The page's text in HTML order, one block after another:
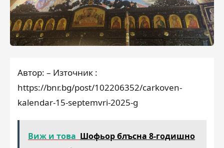
Автор: – Източник :
https://bnr.bg/post/102206352/carkoven-
kalendar-15-septemvri-2025-g
Виж и това Шофьор блъсна 8-годишно